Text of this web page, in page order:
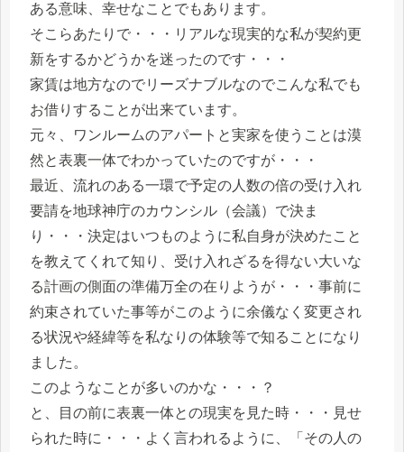
ある意味、幸せなことでもあります。
そこらあたりで・・・リアルな現実的な私が契約更
新をするかどうかを迷ったのです・・・
家賃は地方なのでリーズナブルなのでこんな私でも
お借りすることが出来ています。
元々、ワンルームのアパートと実家を使うことは漠
然と表裏一体でわかっていたのですが・・・
最近、流れのある一環で予定の人数の倍の受け入れ
要請を地球神庁のカウンシル（会議）で決ま
り・・・決定はいつものように私自身が決めたこと
を教えてくれて知り、受け入れざるを得ない大いな
る計画の側面の準備万全の在りようが・・・事前に
約束されていた事等がこのように余儀なく変更され
る状況や経緯等を私なりの体験等で知ることになり
ました。
このようなことが多いのかな・・・？
と、目の前に表裏一体との現実を見た時・・・見せ
られた時に・・・よく言われるように、「その人の